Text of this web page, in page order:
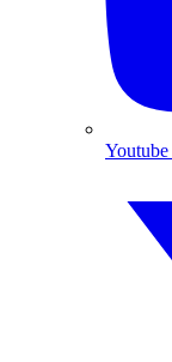
Youtube